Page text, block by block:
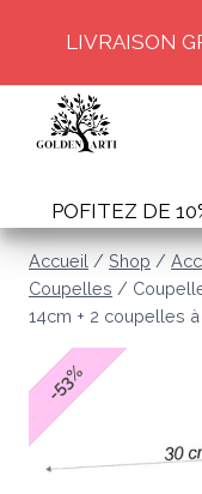
content
LIVRAISON
POFITEZ DE
Accueil / Shop /
Coupelles /
14cm + 2 coupelles
-
53
%